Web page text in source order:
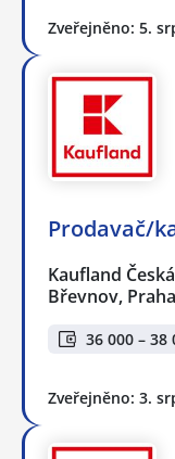
Zveřejněno: 5.
Prodavač/
Kaufland
Břevnov, Praha
36 000 – 38
Zveřejněno: 3.